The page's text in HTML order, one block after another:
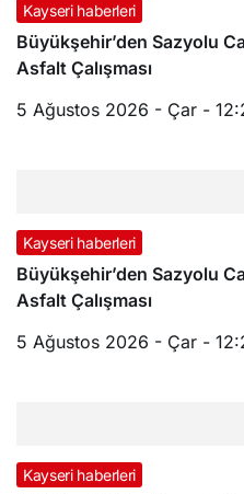
Kayseri haberleri
Büyükşehir’den Sazyolu
Asfalt Çalışması
5 Ağustos 2026 - Çar -
Kayseri haberleri
Büyükşehir’den Sazyolu
Asfalt Çalışması
5 Ağustos 2026 - Çar -
Kayseri haberleri